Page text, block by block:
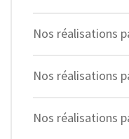
Nos réalisations
Nos réalisations
Nos réalisations